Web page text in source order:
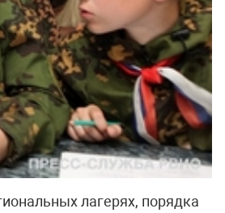
лагерях, порядка